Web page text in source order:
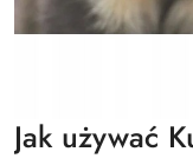
Jak używać